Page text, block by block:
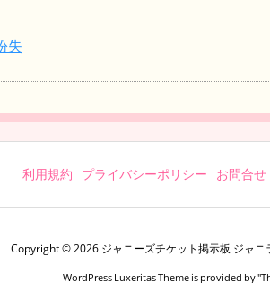
失
利用規約 プライバシーポリシー お問合せ
Copyright ©2026 ジャニーズチケット掲示板 ジャニ
WordPress Luxeritas Theme is provided by "